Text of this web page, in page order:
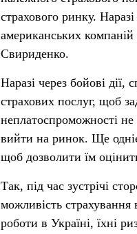
страхового ринку.
американських
Свириденко.
Наразі через бойові дії,
страхових послуг, щоб
неплатоспроможності не
вийти на ринок. Ще
щоб дозволити їм
Так, під час зустрічі
можливість
роботи в Україні, їхні